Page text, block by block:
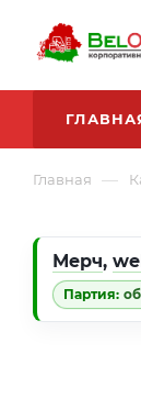
Главная —
Мерч,
Партия: